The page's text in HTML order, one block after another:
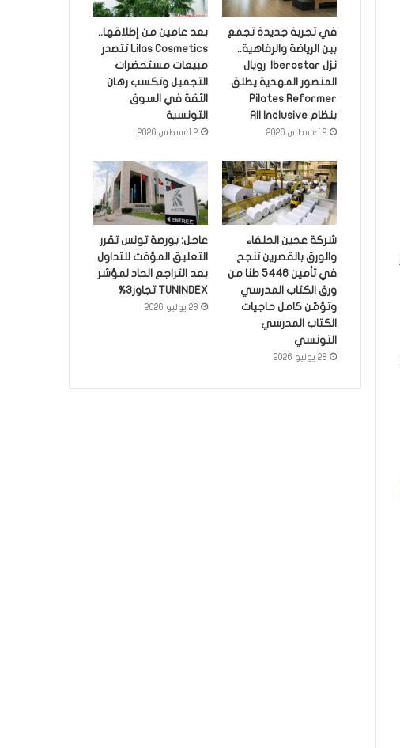
في تجربة جديدة تجمع
بين الرياضة والرفاهية..
نزل Iberostar رويال
المنصور المهدية يطلق
Pilates Reformer
بنظام All Inclusive
2 أغسطس 2026
بعد عامين من إطلاقها..
Lilas Cosmetics تتصدر
مبيعات مستحضرات
التجميل وتكسب رهان
الثقة في السوق
التونسية
2 أغسطس 2026
شركة عجين الحلفاء
والورق بالقصرين تنجح
في تأمين 5446 طنا من
ورق الكتاب المدرسي
وتؤمّن كامل حاجيات
الكتاب المدرسي
التونسي
28 يوليو 2026
عاجل: بورصة تونس تقرر
التعليق المؤقت للتداول
بعد التراجع الحاد لمؤشر
TUNINDEX تجاوز3%
28 يوليو 2026